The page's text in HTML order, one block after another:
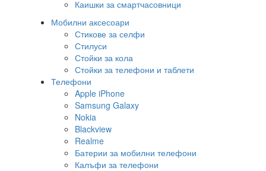
Каишки за смартчасовници
Мобилни аксесоари
Стикове за селфи
Стилуси
Стойки за кола
Стойки за телефони и таблети
Телефони
Apple iPhone
Samsung Galaxy
Nokia
Blackview
Realme
Батерии за мобилни телефони
Калъфи за телефони